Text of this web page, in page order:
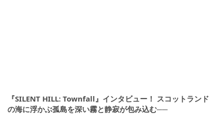
『SILENT HILL: Townfall』インタビュー！ スコットランド
の海に浮かぶ孤島を深い霧と静寂が包み込む──